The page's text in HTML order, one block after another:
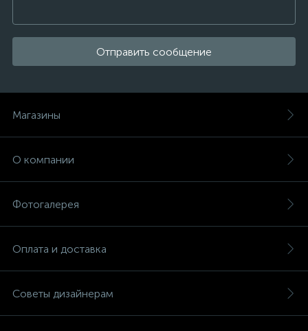
Отправить сообщение
Магазины
О компании
Фотогалерея
Оплата и доставка
Советы дизайнерам